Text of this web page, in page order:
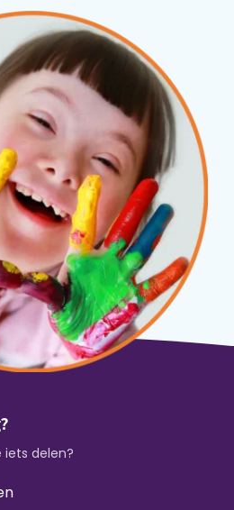
iets delen?